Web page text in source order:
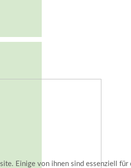
Einige von ihnen sind essenziell